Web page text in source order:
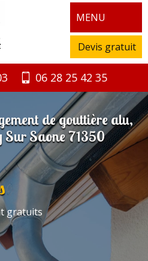
MENU
Devis gratuit
06 28 25 42 35
de gouttière alu,
Saone 71350
gratuits